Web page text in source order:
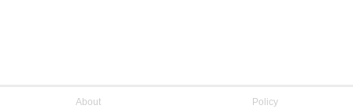
About Policy